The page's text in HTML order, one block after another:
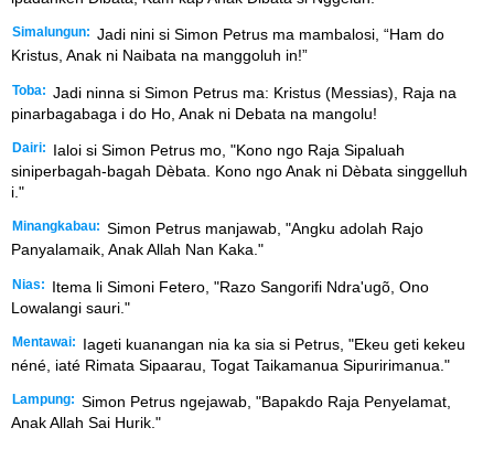
Simalungun: Jadi nini si Simon Petrus ma mambalosi, “Ham do
Kristus, Anak ni Naibata na manggoluh in!”
Toba: Jadi ninna si Simon Petrus ma: Kristus (Messias), Raja na
pinarbagabaga i do Ho, Anak ni Debata na mangolu!
Dairi:
Ialoi si Simon Petrus mo, "Kono ngo Raja Sipaluah
siniperbagah-bagah Dèbata. Kono ngo Anak ni Dèbata singgelluh
i."
Minangkabau: Simon Petrus manjawab, "Angku adolah Rajo
Panyalamaik, Anak Allah Nan Kaka."
Nias:
Itema li Simoni Fetero, "Razo Sangorifi Ndra'ugõ, Ono
Lowalangi sauri."
Mentawai:
Iageti kuanangan nia ka sia si Petrus, "Ekeu geti kekeu
néné, iaté Rimata Sipaarau, Togat Taikamanua Sipuririmanua."
Lampung: Simon Petrus ngejawab, "Bapakdo Raja Penyelamat,
Anak Allah Sai Hurik."